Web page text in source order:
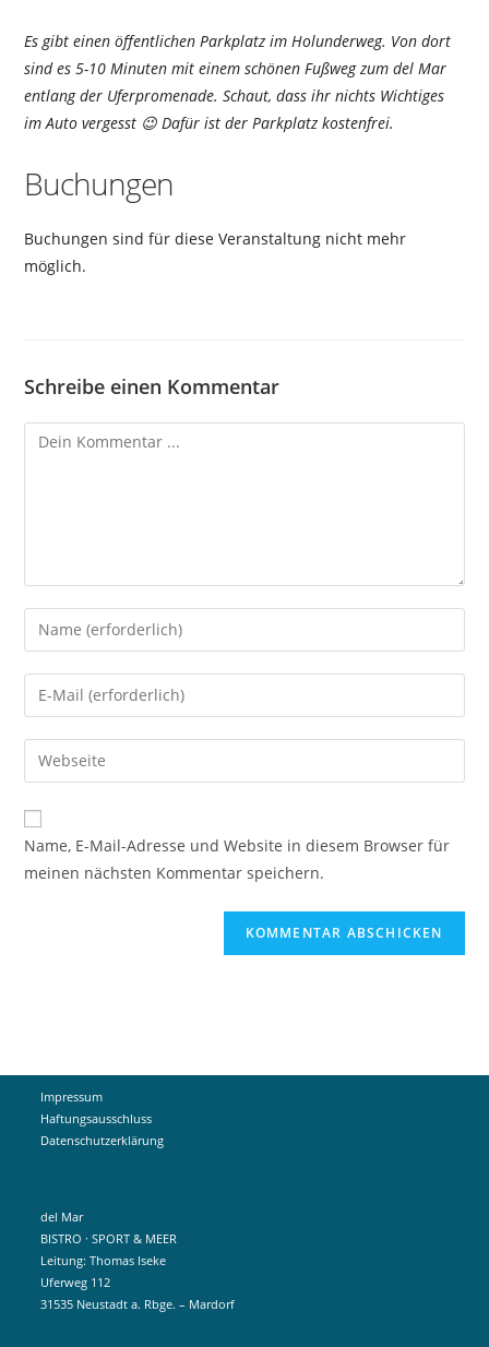
Es gibt einen öffentlichen Parkplatz im Holunderweg. Von dort
sind es 5-10 Minuten mit einem schönen Fußweg zum del Mar
entlang der Uferpromenade. Schaut, dass ihr nichts Wichtiges
im Auto vergesst 😉 Dafür ist der Parkplatz kostenfrei.
Buchungen
Buchungen sind für diese Veranstaltung nicht mehr
möglich.
Schreibe einen Kommentar
Kommentieren
Gib
deinen
Namen
oder
zum
Kommentieren
ein
Gib
deine
E-
Mail-
zum
Kommentieren
ein
Gib
deine
Website-
URL
Name, E-Mail-Adresse und Website in diesem Browser für
meinen nächsten Kommentar speichern.
Impressum
Haftungsausschluss
Datenschutzerklärung
del Mar
BISTRO · SPORT & MEER
Leitung: Thomas Iseke
Uferweg 112
31535 Neustadt a. Rbge. – Mardorf